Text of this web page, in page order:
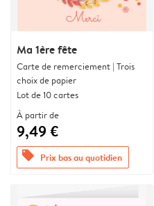
Ma 1ère fête
Carte de remerciement | Trois
choix de papier
Lot de 10 cartes
À partir de
9,49 €
offers Prix bas au quotidien